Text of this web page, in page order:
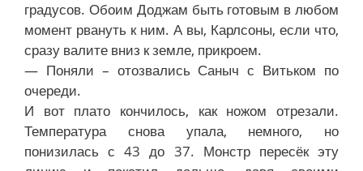
градусов. Обоим Доджам быть готовым в любом
момент рвануть к ним. А вы, Карлсоны, если что,
сразу валите вниз к земле, прикроем.
— Поняли – отозвались Саныч с Витьком по
очереди.
И вот плато кончилось, как ножом отрезали.
Температура снова упала, немного, но
понизилась с 43 до 37. Монстр пересёк эту